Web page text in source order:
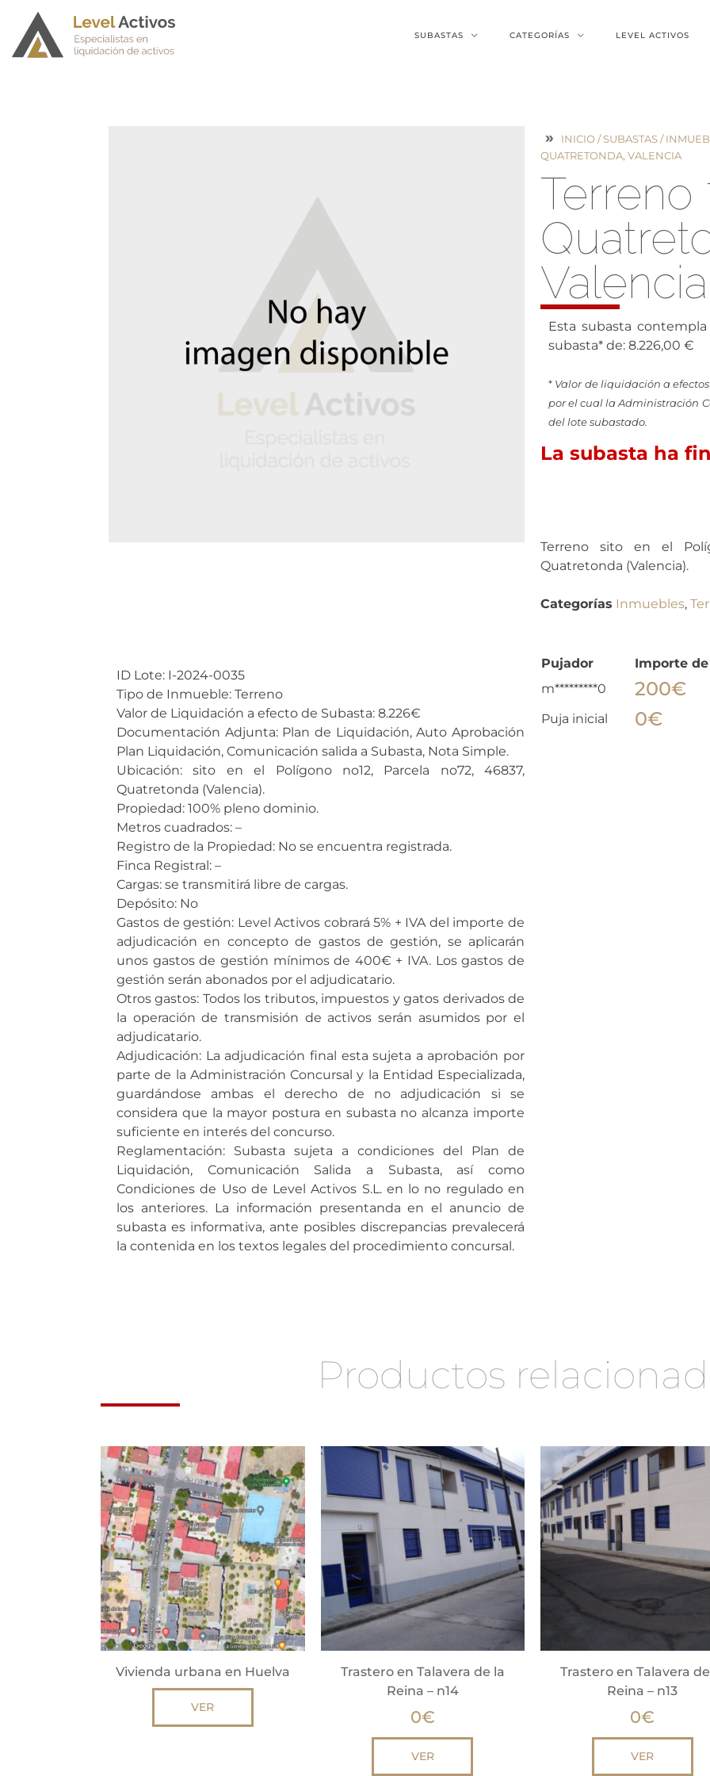
SUBASTAS CATEGORÍAS LEVEL ACTIVOS
INICIO /SUBASTAS /
QUATRETONDA, VALENCIA
Terreno
Valencia
Esta subasta
subasta* de: 8.226,00 €
* Valor de liquidación a
por el cual la Administración
del lote subastado.
La subasta ha
Terreno sito en el
Quatretonda (Valencia).
Categorías Inmuebles,
ID Lote: I-2024-0035
Tipo de Inmueble: Terreno
Valor de Liquidación a efecto de Subasta: 8.226€
Documentación Adjunta: Plan de Liquidación, Auto Aprobación
Plan Liquidación, Comunicación salida a Subasta, Nota Simple.
Ubicación: sito en el Polígono no12, Parcela no72, 46837,
Quatretonda (Valencia).
Propiedad: 100% pleno dominio.
Metros cuadrados: –
Registro de la Propiedad: No se encuentra registrada.
Finca Registral: –
Cargas: se transmitirá libre de cargas.
Depósito: No
Gastos de gestión: Level Activos cobrará 5% + IVA del importe de
adjudicación en concepto de gastos de gestión, se aplicarán
unos gastos de gestión mínimos de 400€ + IVA. Los gastos de
gestión serán abonados por el adjudicatario.
Otros gastos: Todos los tributos, impuestos y gatos derivados de
la operación de transmisión de activos serán asumidos por el
adjudicatario.
Adjudicación: La adjudicación final esta sujeta a aprobación por
parte de la Administración Concursal y la Entidad Especializada,
guardándose ambas el derecho de no adjudicación si se
considera que la mayor postura en subasta no alcanza importe
suficiente en interés del concurso.
Reglamentación: Subasta sujeta a condiciones del Plan de
Liquidación, Comunicación Salida a Subasta, así como
Condiciones de Uso de Level Activos S.L. en lo no regulado en
los anteriores. La información presentanda en el anuncio de
subasta es informativa, ante posibles discrepancias prevalecerá
la contenida en los textos legales del procedimiento concursal.
Pujador
Importe
m*********0
200€
Puja inicial 0€
Productos
Vivienda urbana en Huelva
VER
Trastero en Talavera de la
Reina – n14
0€
VER
Trastero en Talavera
Reina – n13
0€
VER